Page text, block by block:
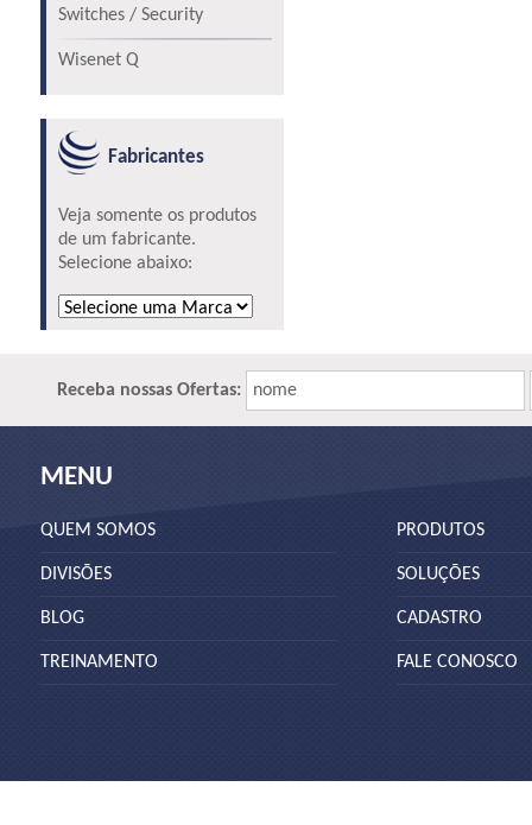
Switches / Security
Wisenet Q
Fabricantes
Veja somente os produtos
de um fabricante.
Selecione abaixo:
Receba nossas Ofertas: nome
MENU
QUEM SOMOS
DIVISÕES
BLOG
TREINAMENTO
PRODUTOS
SOLUÇÕES
CADASTRO
FALE CONOSCO